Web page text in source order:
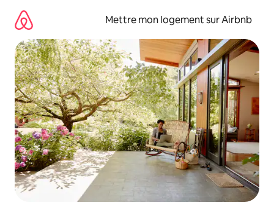
directement
contenu
Mettre mon logement sur Airbnb